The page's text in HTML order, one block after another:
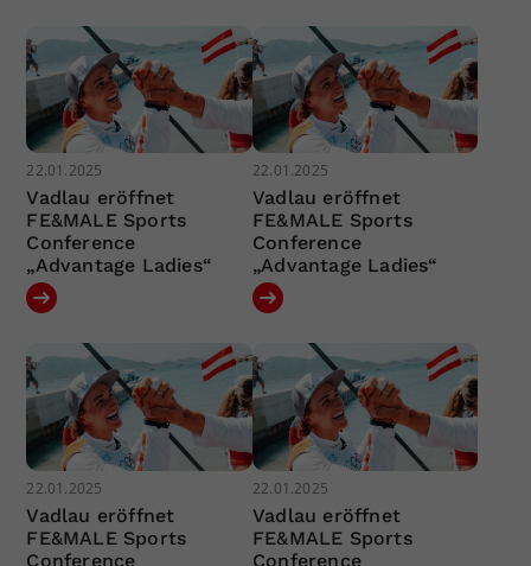
22.01.2025
Vadlau eröffnet
FE&MALE Sports
Conference
„Advantage Ladies“
22.01.2025
Vadlau eröffnet
FE&MALE Sports
Conference
„Advantage Ladies“
22.01.2025
Vadlau eröffnet
FE&MALE Sports
Conference
22.01.2025
Vadlau eröffnet
FE&MALE Sports
Conference